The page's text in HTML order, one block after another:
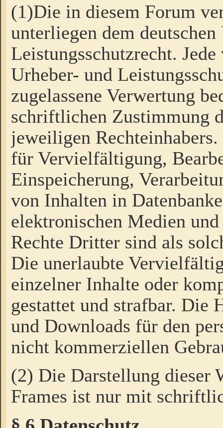
(1)Die in diesem Forum
unterliegen dem
Leistungsschutzrecht.
Urheber- und
zugelassene Verwertung
schriftlichen Zustimmung
jeweiligen
für Vervielfältigung,
Einspeicherung,
von Inhalten in
elektronischen Medien
Rechte Dritter sind als
Die unerlaubte
einzelner Inhalte oder
gestattet und strafbar. Die
und Downloads für den
nicht kommerziellen
(2) Die Darstellung dieser
Frames ist nur mit